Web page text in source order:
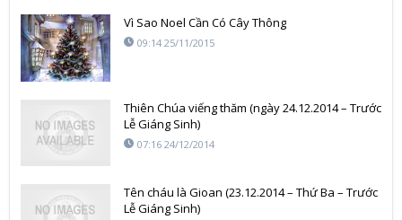
Vì Sao Noel Cần Có Cây Thông
09:14 25/11/2015
Thiên Chúa viếng thăm (ngày 24.12.2014 – Trước
Lễ Giáng Sinh)
07:16 24/12/2014
Tên cháu là Gioan (23.12.2014 – Thứ Ba – Trước
Lễ Giáng Sinh)